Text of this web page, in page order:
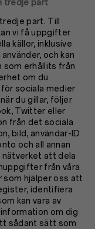
tredje part
part. Till
vi få uppgifter
källor, inklusive
och kan
som erhållits från
om du
sociala medier
du gillar, följer
Twitter eller
från det sociala
bild, användar-ID
och all annan
att dela
från våra
hjälper oss att
identifiera
kan vara av
om dig
sådant sätt som